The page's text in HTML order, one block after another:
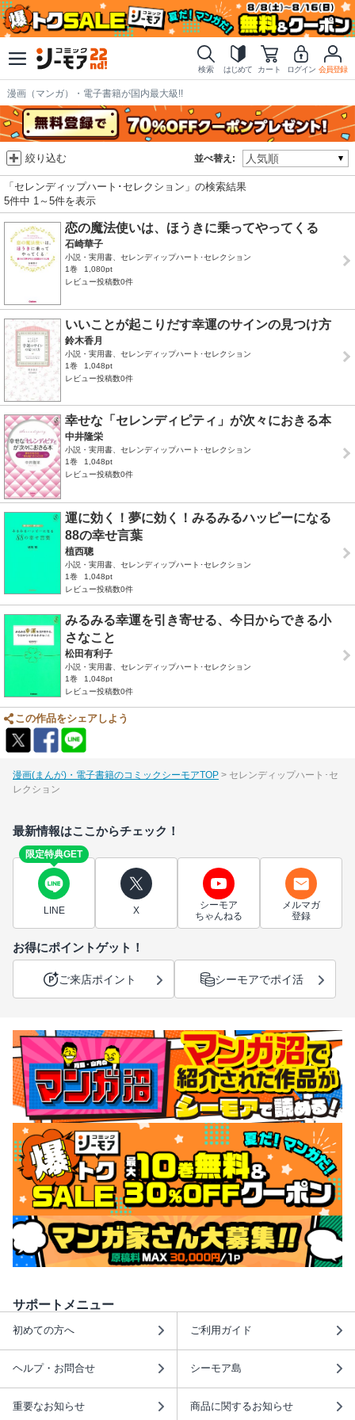
検索 はじめて カート ログイン 会員登録
漫画（マンガ）・電子書籍が国内最大級!!
並べ替え:
絞り込む
「セレンディップハート･セレクション」の検索結果
5件中 1～5件を表示
恋の魔法使いは、ほうきに乗ってやってくる
石崎華子
小説・実用書、セレンディップハート･セレクション
1巻
1,080pt
レビュー投稿数0件
いいことが起こりだす幸運のサインの見つけ方
鈴木香月
小説・実用書、セレンディップハート･セレクション
1巻
1,048pt
レビュー投稿数0件
幸せな「セレンディピティ」が次々におきる本
中井隆栄
小説・実用書、セレンディップハート･セレクション
1巻
1,048pt
レビュー投稿数0件
運に効く！夢に効く！みるみるハッピーになる
88の幸せ言葉
植西聰
小説・実用書、セレンディップハート･セレクション
1巻
1,048pt
レビュー投稿数0件
みるみる幸運を引き寄せる、今日からできる小
さなこと
松田有利子
小説・実用書、セレンディップハート･セレクション
1巻
1,048pt
レビュー投稿数0件
この作品をシェアしよう
漫画(まんが)・電子書籍のコミックシーモアTOP
セレンディップハート･セ
レクション
最新情報はここからチェック！
限定特典GET
LINE X
シーモア
ちゃんねる
メルマガ
登録
お得にポイントゲット！
ご来店ポイント シーモアでポイ活
サポートメニュー
初めての方へ ご利用ガイド
ヘルプ・お問合せ シーモア島
重要なお知らせ 商品に関するお知らせ